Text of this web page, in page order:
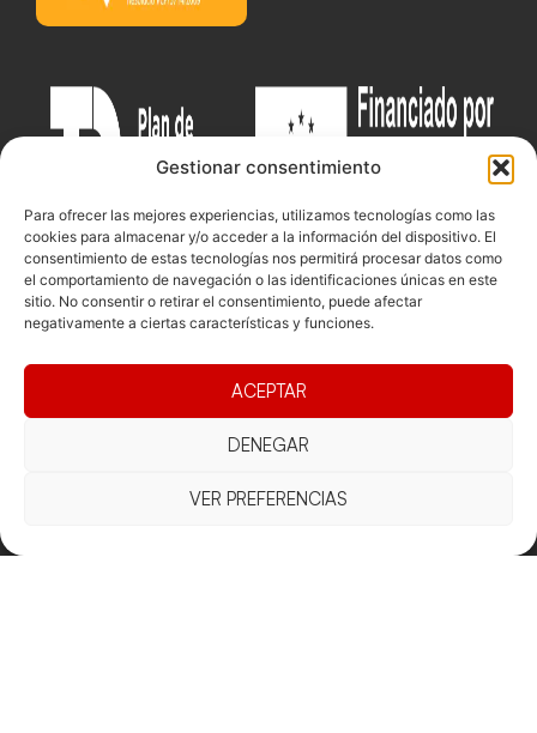
Gestionar consentimiento
Para ofrecer las mejores experiencias, utilizamos tecnologías como las
cookies para almacenar y/o acceder a la información del dispositivo. El
consentimiento de estas tecnologías nos permitirá procesar datos como
el comportamiento de navegación o las identificaciones únicas en este
sitio. No consentir o retirar el consentimiento, puede afectar
negativamente a ciertas características y funciones.
ACEPTAR
DENEGAR
VER PREFERENCIAS
Presidència
Competiciones
Competiciones
Vólei neu
Funcionament
Transparència
Eleccions